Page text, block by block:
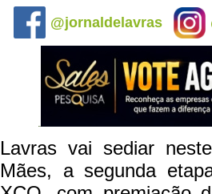
@jornaldelavras
Lavras vai sediar
Mães, a segunda